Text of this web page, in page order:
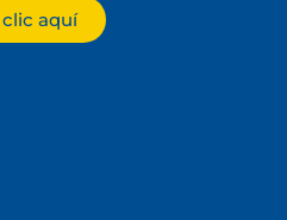
clic aquí